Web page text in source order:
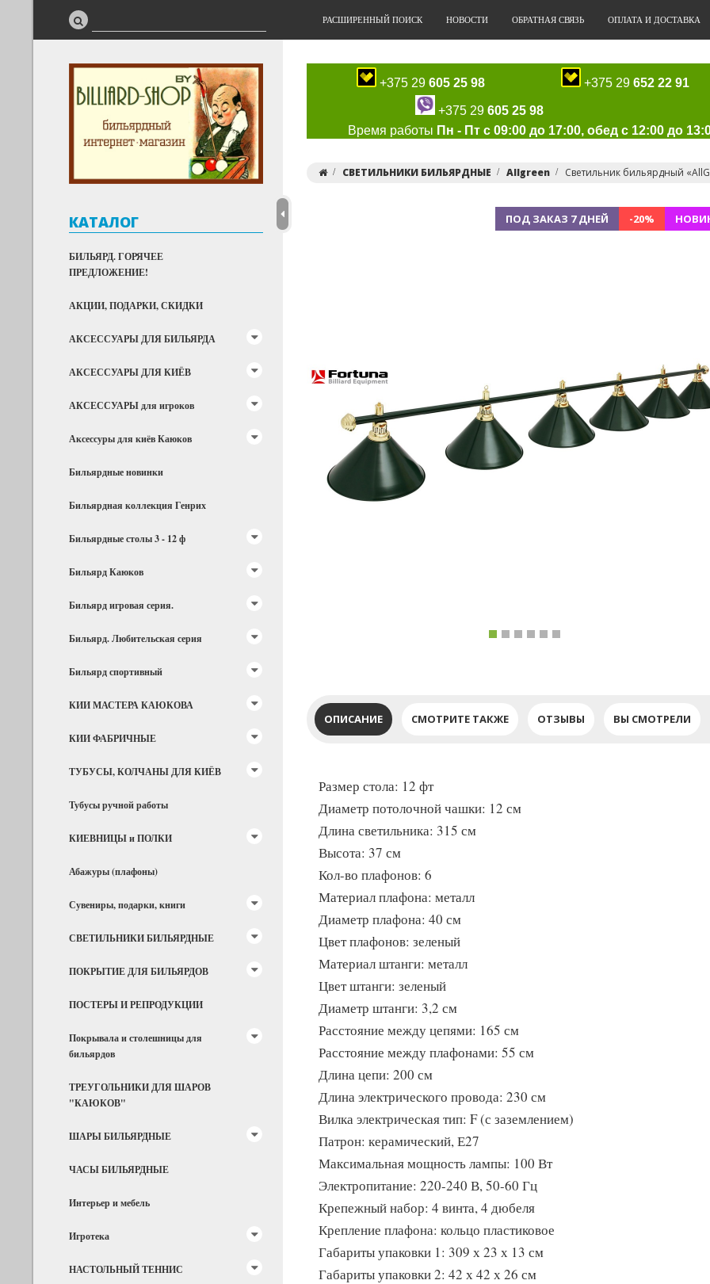
РАСШИРЕННЫЙ ПОИСК НОВОСТИ ОБРАТНАЯ СВЯЗЬ ОПЛАТА И ДОСТАВКА
КАТАЛОГ
БИЛЬЯРД. ГОРЯЧЕЕ
ПРЕДЛОЖЕНИЕ!
АКЦИИ, ПОДАРКИ, СКИДКИ
АКСЕССУАРЫ ДЛЯ БИЛЬЯРДА
АКСЕССУАРЫ ДЛЯ КИЁВ
АКСЕССУАРЫ для игроков
Аксессуры для киёв Каюков
Бильярдные новинки
Бильярдная коллекция Генрих
Бильярдные столы 3 - 12 ф
Бильярд Каюков
Бильярд игровая серия.
Бильярд. Любительская серия
Бильярд спортивный
КИИ МАСТЕРА КАЮКОВА
КИИ ФАБРИЧНЫЕ
ТУБУСЫ, КОЛЧАНЫ ДЛЯ КИЁВ
Тубусы ручной работы
КИЕВНИЦЫ и ПОЛКИ
Абажуры (плафоны)
Сувениры, подарки, книги
СВЕТИЛЬНИКИ БИЛЬЯРДНЫЕ
ПОКРЫТИЕ ДЛЯ БИЛЬЯРДОВ
ПОСТЕРЫ И РЕПРОДУКЦИИ
Покрывала и столешницы для
бильярдов
ТРЕУГОЛЬНИКИ ДЛЯ ШАРОВ
"КАЮКОВ"
ШАРЫ БИЛЬЯРДНЫЕ
ЧАСЫ БИЛЬЯРДНЫЕ
Интерьер и мебель
Игротека
НАСТОЛЬНЫЙ ТЕННИС
+375 29 605 25 98 +375 29 652 22 91
+375 29 605 25 98
Время работы Пн - Пт с 09:00 до 17:00, обед с 12:00 до
СВЕТИЛЬНИКИ БИЛЬЯРДНЫЕ Allgreen Cветильник бильярдный
ПОД ЗАКАЗ 7 ДНЕЙ -20%
ОПИСАНИЕ СМОТРИТЕ ТАКЖЕ ОТЗЫВЫ ВЫ СМОТРЕЛИ
Размер стола: 12 фт
Диаметр потолочной чашки: 12 см
Длина светильника: 315 см
Высота: 37 см
Кол-во плафонов: 6
Материал плафона: металл
Диаметр плафона: 40 см
Цвет плафонов: зеленый
Материал штанги: металл
Цвет штанги: зеленый
Диаметр штанги: 3,2 см
Расстояние между цепями: 165 см
Расстояние между плафонами: 55 см
Длина цепи: 200 см
Длина электрического провода: 230 см
Вилка электрическая тип: F (с заземлением)
Патрон: керамический, Е27
Максимальная мощность лампы: 100 Вт
Электропитание: 220-240 В, 50-60 Гц
Крепежный набор: 4 винта, 4 дюбеля
Крепление плафона: кольцо пластиковое
Габариты упаковки 1: 309 х 23 х 13 см
Габариты упаковки 2: 42 х 42 х 26 см